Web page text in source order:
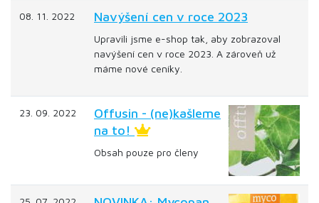
08. 11. 2022 Navýšení cen v roce 2023
Upravili jsme e-shop tak, aby zobrazoval
navýšení cen v roce 2023. A zároveň už
máme nové ceníky.
23. 09. 2022
Offusin - (ne)kašleme
na to!
Obsah pouze pro členy